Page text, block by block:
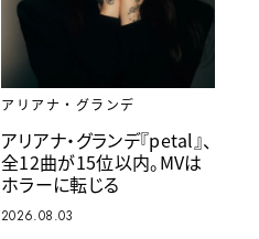
アリアナ・グランデ
アリアナ・グランデ『petal』、
全12曲が15位以内。MVは
ホラーに転じる
2026.08.03